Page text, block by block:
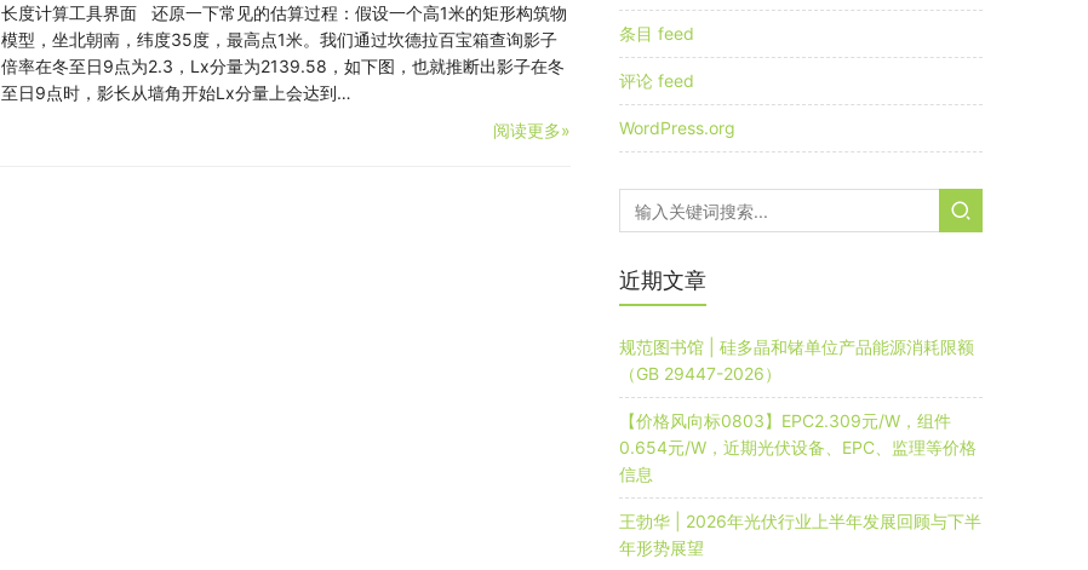
长度计算工具界面 还原一下常见的估算过程：假设一个高1米的矩形构筑物
模型，坐北朝南，纬度35度，最高点1米。我们通过坎德拉百宝箱查询影子
倍率在冬至日9点为2.3，Lx分量为2139.58，如下图，也就推断出影子在冬
至日9点时，影长从墙角开始Lx分量上会达到…
阅读更多»
条目 feed
评论 feed
WordPress.org
近期文章
规范图书馆 | 硅多晶和锗单位产品能源消耗限额
（GB 29447-2026）
【价格风向标0803】EPC2.309元/W，组件
0.654元/W，近期光伏设备、EPC、监理等价格
信息
王勃华 | 2026年光伏行业上半年发展回顾与下半
年形势展望